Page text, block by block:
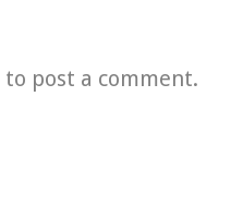
to post a comment.